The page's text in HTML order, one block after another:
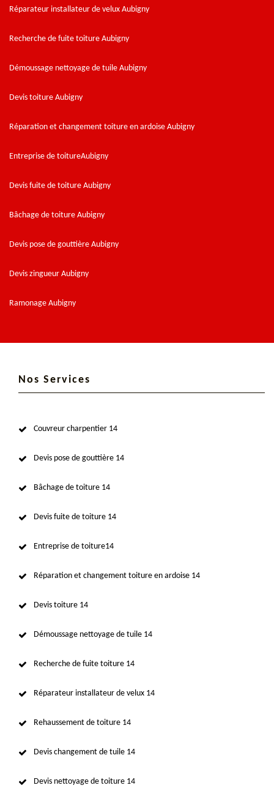
Réparateur installateur de velux Aubigny
Recherche de fuite toiture Aubigny
Démoussage nettoyage de tuile Aubigny
Devis toiture Aubigny
Réparation et changement toiture en ardoise Aubigny
Entreprise de toitureAubigny
Devis fuite de toiture Aubigny
Bâchage de toiture Aubigny
Devis pose de gouttière Aubigny
Devis zingueur Aubigny
Ramonage Aubigny
Nos Services
Couvreur charpentier 14
Devis pose de gouttière 14
Bâchage de toiture 14
Devis fuite de toiture 14
Entreprise de toiture14
Réparation et changement toiture en ardoise 14
Devis toiture 14
Démoussage nettoyage de tuile 14
Recherche de fuite toiture 14
Réparateur installateur de velux 14
Rehaussement de toiture 14
Devis changement de tuile 14
Devis nettoyage de toiture 14